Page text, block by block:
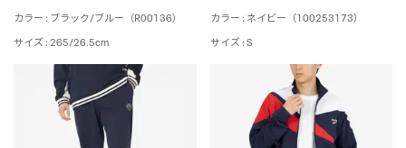
カラー : ブラック/ブルー（R00136）
サイズ : 265/26.5cm
カラー : ネイビー（100253173）
サイズ : S